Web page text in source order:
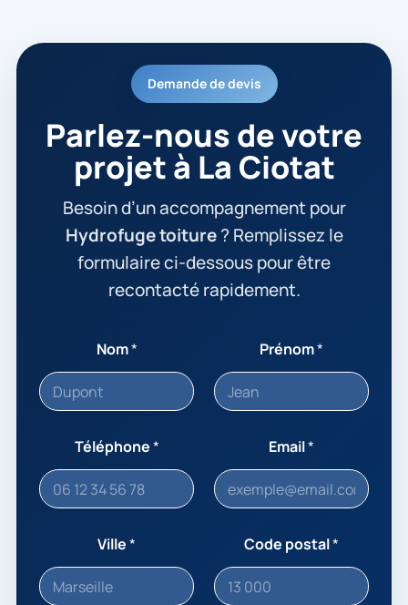
Demande de devis
Parlez-nous de votre
projet à La Ciotat
Besoin d’un accompagnement pour
Hydrofuge toiture? Remplissez le
formulaire ci-dessous pour être
recontacté rapidement.
Nom* Prénom*
Téléphone* Email*
Ville* Code postal*